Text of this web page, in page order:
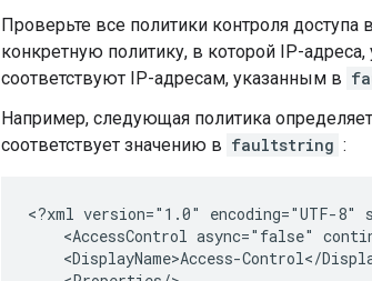
Проверьте все политики контроля
конкретную политику, в которой IP-
соответствуют IP-адресам, указанным в
Например, следующая политика
соответствует значению в faultstring :
<?xml version="1.0" encoding="UTF-8"
<AccessControl async="false"
<DisplayName>Access-Control</